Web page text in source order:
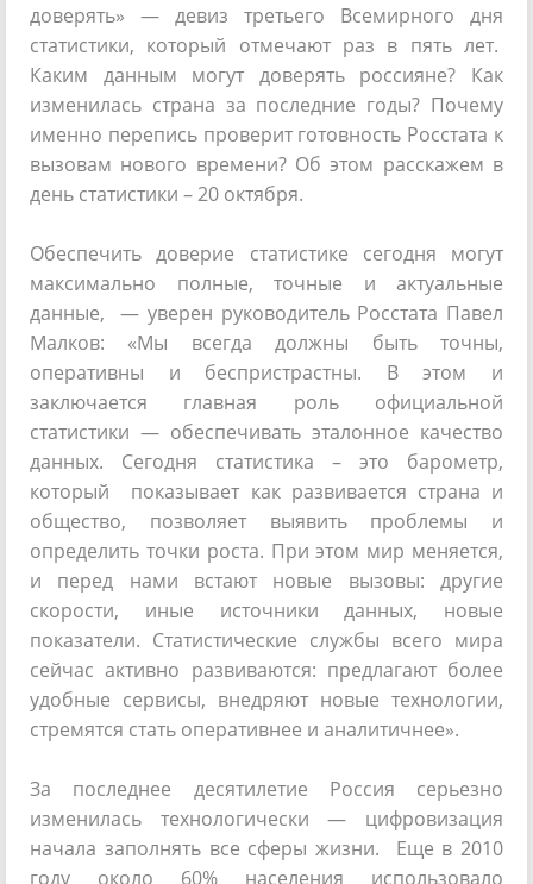
доверять» — девиз третьего Всемирного дня
статистики, который отмечают раз в пять лет.
Каким данным могут доверять россияне? Как
изменилась страна за последние годы? Почему
именно перепись проверит готовность Росстата к
вызовам нового времени? Об этом расскажем в
день статистики – 20 октября.
Обеспечить доверие статистике сегодня могут
максимально полные, точные и актуальные
данные, — уверен руководитель Росстата Павел
Малков: «Мы всегда должны быть точны,
оперативны и беспристрастны. В этом и
заключается главная роль официальной
статистики — обеспечивать эталонное качество
данных. Сегодня статистика – это барометр,
который показывает как развивается страна и
общество, позволяет выявить проблемы и
определить точки роста. При этом мир меняется,
и перед нами встают новые вызовы: другие
скорости, иные источники данных, новые
показатели. Статистические службы всего мира
сейчас активно развиваются: предлагают более
удобные сервисы, внедряют новые технологии,
стремятся стать оперативнее и аналитичнее».
За последнее десятилетие Россия серьезно
изменилась технологически — цифровизация
начала заполнять все сферы жизни. Еще в 2010
году около 60% населения использовало